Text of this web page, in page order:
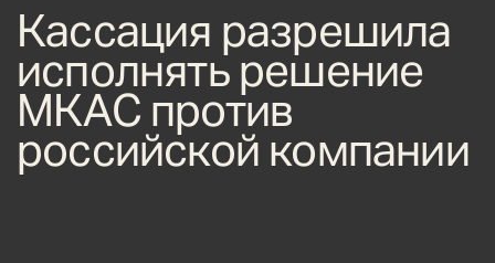
Кассация разрешила
исполнять решение
МКАС против
российской компании